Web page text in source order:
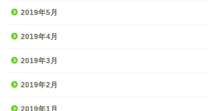
2019年5月
2019年4月
2019年3月
2019年2月
2019年1月